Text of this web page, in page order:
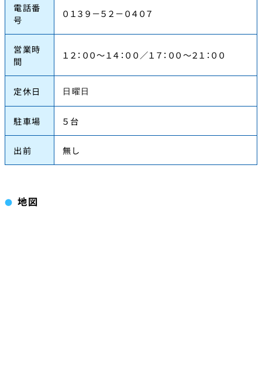
電話番
号
０１３９－５２－０４０７
営業時
間
１２：００～１４：００／１７：００～２１：００
定休日 日曜日
駐車場 ５台
出前 無し
地図